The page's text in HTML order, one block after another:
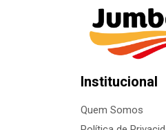
Institucional
Quem Somos